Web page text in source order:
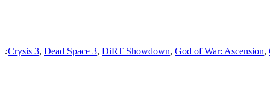
:Crysis 3, Dead Space 3, DiRT Showdown, God of War: Ascension,